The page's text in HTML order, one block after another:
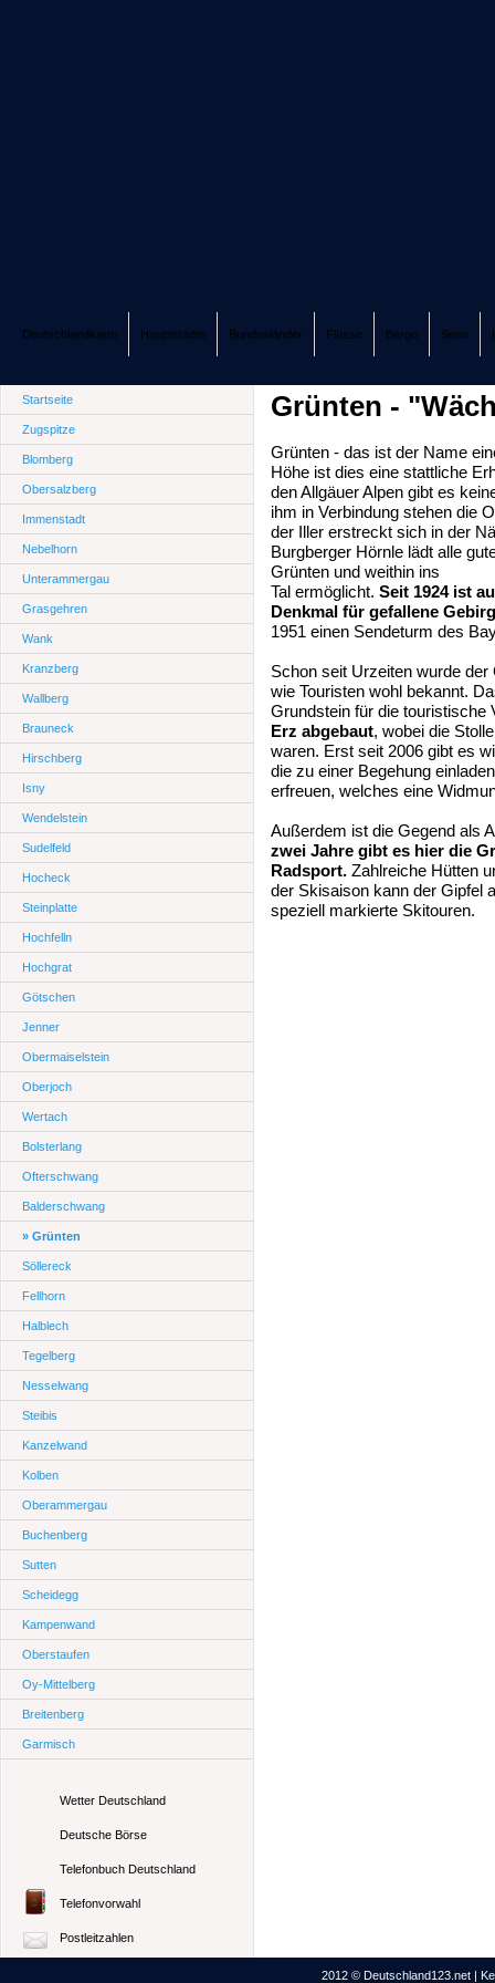
Deutschlandkarte Hauptstädte Bundesländer Flüsse Berge Seen
Startseite
Zugspitze
Blomberg
Obersalzberg
Immenstadt
Nebelhorn
Unterammergau
Grasgehren
Wank
Kranzberg
Wallberg
Brauneck
Hirschberg
Isny
Wendelstein
Sudelfeld
Hocheck
Steinplatte
Hochfelln
Hochgrat
Götschen
Jenner
Obermaiselstein
Oberjoch
Wertach
Bolsterlang
Ofterschwang
Balderschwang
» Grünten
Söllereck
Fellhorn
Halblech
Tegelberg
Nesselwang
Steibis
Kanzelwand
Kolben
Oberammergau
Buchenberg
Sutten
Scheidegg
Kampenwand
Oberstaufen
Oy-Mittelberg
Breitenberg
Garmisch
Wetter Deutschland
Deutsche Börse
Telefonbuch Deutschland
Telefonvorwahl
Postleitzahlen
Grünten -
Grünten - das ist der Name
Höhe ist dies eine stattliche
den Allgäuer Alpen gibt es
ihm in Verbindung stehen die
der Iller erstreckt sich in der
Burgberger Hörnle lädt alle
Grünten und weithin ins
Tal ermöglicht. Seit 1924 ist
Denkmal für gefallene
1951 einen Sendeturm des
Schon seit Urzeiten wurde
wie Touristen wohl bekannt.
Grundstein für die
Erz abgebaut, wobei die
waren. Erst seit 2006 gibt es
die zu einer Begehung
erfreuen, welches eine
Außerdem ist die Gegend als
zwei Jahre gibt es hier die
Radsport. Zahlreiche Hütten
der Skisaison kann der Gipfel
speziell markierte Skitouren.
2012 © Deutschland123.net |